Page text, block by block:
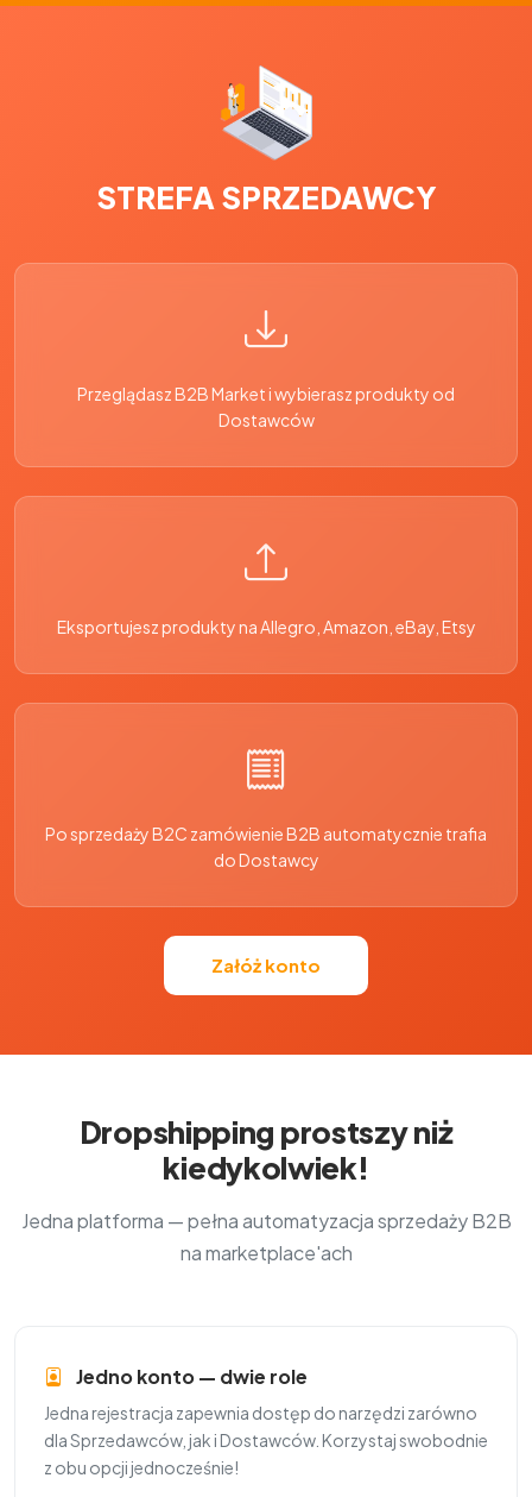
STREFA SPRZEDAWCY
Przeglądasz B2B Market i wybierasz produkty od
Dostawców
Eksportujesz produkty na Allegro, Amazon, eBay, Etsy
Po sprzedaży B2C zamówienie B2B automatycznie trafia
do Dostawcy
Załóż konto
Dropshipping prostszy niż
kiedykolwiek!
Jedna platforma — pełna automatyzacja sprzedaży B2B
na marketplace'ach
Jedno konto — dwie role
Jedna rejestracja zapewnia dostęp do narzędzi zarówno
dla Sprzedawców, jak i Dostawców. Korzystaj swobodnie
z obu opcji jednocześnie!